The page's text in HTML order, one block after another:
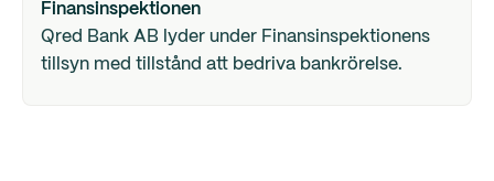
Finansinspektionen
Qred Bank AB lyder under Finansinspektionens
tillsyn med tillstånd att bedriva bankrörelse.